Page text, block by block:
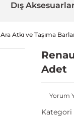
Dış
Ara Atkı ve Taşıma
Adet
Yorum
Kategori